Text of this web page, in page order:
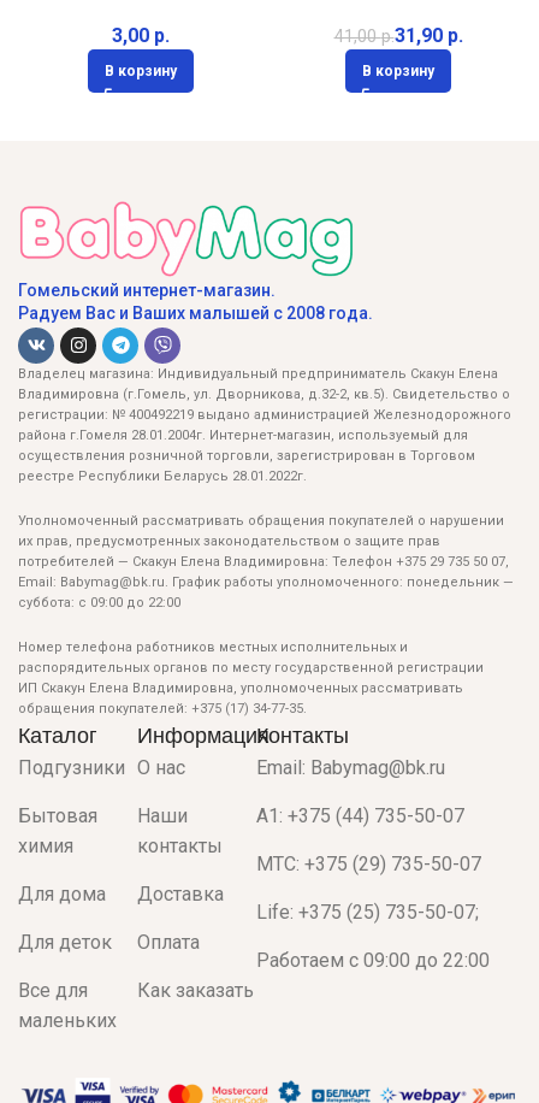
р.
В корзину
41,00р.31,90 р.
В корзину
Гомельский интернет-магазин.
Радуем Вас и Ваших малышей с 2008 года.
Владелец магазина: Индивидуальный предприниматель Скакун Елена
Владимировна (г.Гомель, ул. Дворникова, д.32-2, кв.5). Свидетельство о
регистрации: № 400492219 выдано администрацией Железнодорожного
района г.Гомеля 28.01.2004г. Интернет-магазин, используемый для
осуществления розничной торговли, зарегистрирован в Торговом
реестре Республики Беларусь 28.01.2022г.
Уполномоченный рассматривать обращения покупателей о нарушении
их прав, предусмотренных законодательством о защите прав
потребителей — Скакун Елена Владимировна: Телефон +375 29 735 50 07,
Email: Babymag@bk.ru. График работы уполномоченного: понедельник —
суббота: с 09:00 до 22:00
Номер телефона работников местных исполнительных и
распорядительных органов по месту государственной регистрации
ИП Скакун Елена Владимировна, уполномоченных рассматривать
обращения покупателей: +375 (17) 34-77-35.
Каталог
Подгузники
Бытовая
химия
Для дома
Для деток
Все для
маленьких
Информация
О нас
Наши
контакты
Доставка
Оплата
Как заказать
Контакты
Email: Babymag@bk.ru
A1: +375 (44) 735-50-07
МТС: +375 (29) 735-50-07
Life: +375 (25) 735-50-07;
Работаем с 09:00 до 22:00